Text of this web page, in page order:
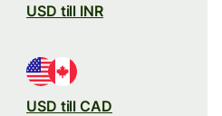
USD till INR
USD till CAD